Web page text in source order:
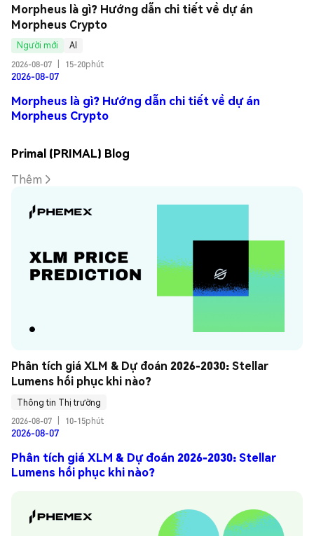
Morpheus là gì? Hướng dẫn chi tiết về dự án
Morpheus Crypto
Người mới
AI
2026-08-07
15-20phút
2026-08-07
Morpheus là gì? Hướng dẫn chi tiết về dự án
Morpheus Crypto
Primal (PRIMAL) Blog
Thêm
Phân tích giá XLM & Dự đoán 2026-2030: Stellar
Lumens hồi phục khi nào?
Thông tin Thị trường
2026-08-07
10-15phút
2026-08-07
Phân tích giá XLM & Dự đoán 2026-2030: Stellar
Lumens hồi phục khi nào?